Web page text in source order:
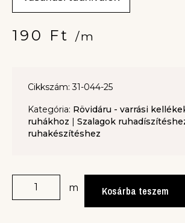
190 Ft /m
Cikkszám: 31-044-25
Kategória: Rövidáru - varrási
ruhákhoz | Szalagok
ruhakészítéshez
m Kosárba teszem